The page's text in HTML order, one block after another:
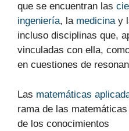
que se encuentran las
ingeniería, la medicinay
incluso disciplinas que,
vinculadas con ella,
en cuestiones de
Las matemáticas
rama de las
de los conocimientos